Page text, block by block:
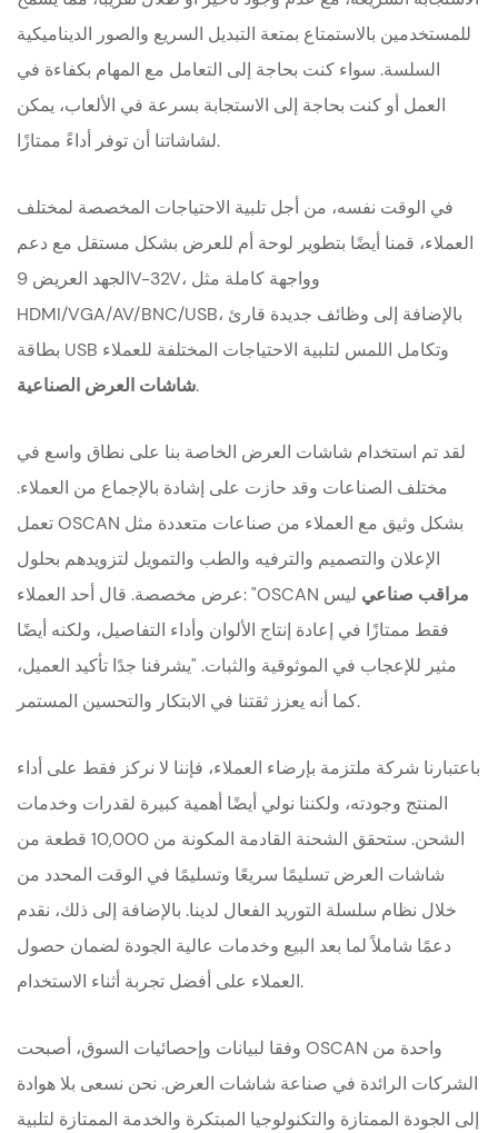
للمستخدمين بالاستمتاع بمتعة التبديل السريع والصور الديناميكية
السلسة. سواء كنت بحاجة إلى التعامل مع المهام بكفاءة في
العمل أو كنت بحاجة إلى الاستجابة بسرعة في الألعاب، يمكن
لشاشاتنا أن توفر أداءً ممتازًا.
في الوقت نفسه، من أجل تلبية الاحتياجات المخصصة لمختلف
العملاء، قمنا أيضًا بتطوير لوحة أم للعرض بشكل مستقل مع دعم
الجهد العريض 9V-32V، وواجهة كاملة مثل
HDMI/VGA/AV/BNC/USB، بالإضافة إلى وظائف جديدة قارئ
بطاقة USB وتكامل اللمس لتلبية الاحتياجات المختلفة للعملاء
شاشات العرض الصناعية.
لقد تم استخدام شاشات العرض الخاصة بنا على نطاق واسع في
مختلف الصناعات وقد حازت على إشادة بالإجماع من العملاء.
تعمل OSCAN بشكل وثيق مع العملاء من صناعات متعددة مثل
الإعلان والتصميم والترفيه والطب والتمويل لتزويدهم بحلول
عرض مخصصة. قال أحد العملاء: "OSCAN
مراقب صناعي ليس
فقط ممتازًا في إعادة إنتاج الألوان وأداء التفاصيل، ولكنه أيضًا
مثير للإعجاب في الموثوقية والثبات. "يشرفنا جدًا تأكيد العميل،
كما أنه يعزز ثقتنا في الابتكار والتحسين المستمر.
باعتبارنا شركة ملتزمة بإرضاء العملاء، فإننا لا نركز فقط على أداء
المنتج وجودته، ولكننا نولي أيضًا أهمية كبيرة لقدرات وخدمات
الشحن. ستحقق الشحنة القادمة المكونة من 10,000 قطعة من
شاشات العرض تسليمًا سريعًا وتسليمًا في الوقت المحدد من
خلال نظام سلسلة التوريد الفعال لدينا. بالإضافة إلى ذلك، نقدم
دعمًا شاملاً لما بعد البيع وخدمات عالية الجودة لضمان حصول
العملاء على أفضل تجربة أثناء الاستخدام.
وفقا لبيانات وإحصائيات السوق، أصبحت OSCAN واحدة من
الشركات الرائدة في صناعة شاشات العرض. نحن نسعى بلا هوادة
إلى الجودة الممتازة والتكنولوجيا المبتكرة والخدمة الممتازة لتلبية